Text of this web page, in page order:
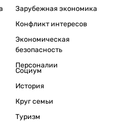
Зарубежная экономика
Конфликт интересов
Экономическая
безопасность
Персоналии
Социум
История
Круг семьи
Туризм